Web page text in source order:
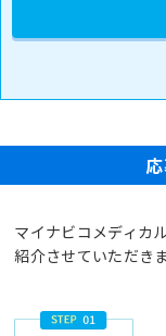
マイナビコメディカ
紹介させていただきま